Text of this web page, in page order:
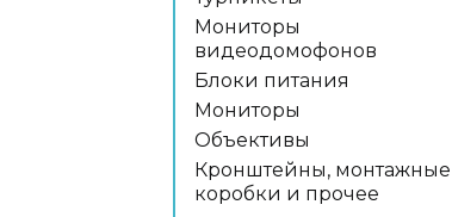
Мониторы
видеодомофонов
Блоки питания
Мониторы
Объективы
Кронштейны, монтажные
коробки и прочее